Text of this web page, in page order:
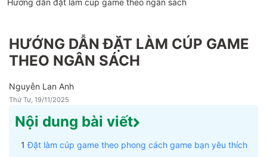
HƯỚNG DẪN ĐẶT LÀM CÚP GAME
THEO NGÂN SÁCH
Nguyễn Lan Anh
Thứ Tư, 19/11/2025
Nội dung bài viết
Đặt làm cúp game theo phong cách game bạn yêu thích